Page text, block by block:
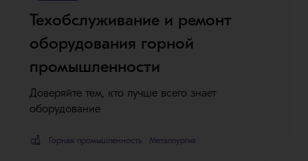
Техобслуживание и ремонт
оборудования горной
промышленности
Доверяйте тем, кто лучше всего знает
оборудование
Горная промышленность Металлургия